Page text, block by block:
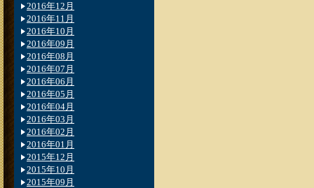
2016年12月
2016年11月
2016年10月
2016年09月
2016年08月
2016年07月
2016年06月
2016年05月
2016年04月
2016年03月
2016年02月
2016年01月
2015年12月
2015年10月
2015年09月